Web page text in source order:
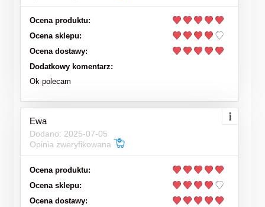
Ocena produktu:
Ocena sklepu:
Ocena dostawy:
Dodatkowy komentarz:
Ok polecam
Ewa
Dodano: 2025-07-05
Opinia zweryfikowana
Ocena produktu:
Ocena sklepu:
Ocena dostawy: